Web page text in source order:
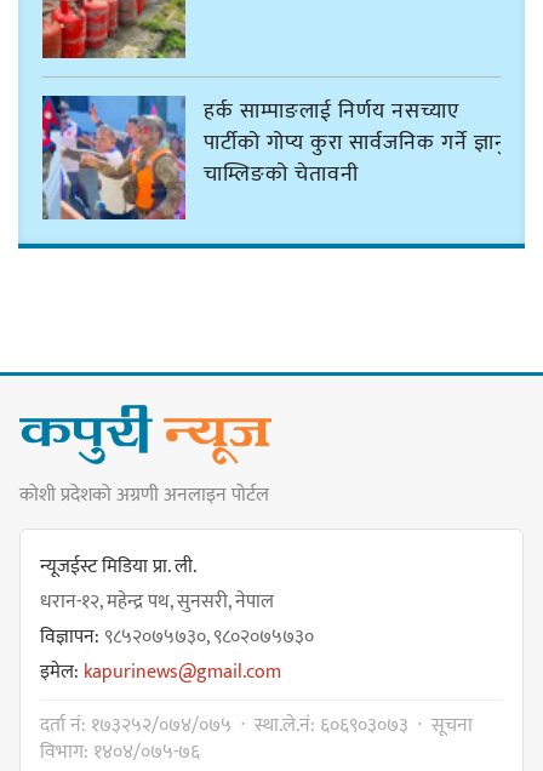
हर्क साम्पाङलाई निर्णय नसच्याए
पार्टीको गोप्य कुरा सार्वजनिक गर्ने ज्ञानु
चाम्लिङको चेतावनी
नयाँ सेउती पूल नजिक दुर्घटनाको
जोखिमको ट्राफिक सचेतना गराउँदै
सिलाम साक्मा
किराँती खम्बुका सन्तानहरू :
स्वपहिचानविहीन राई बन्ने कि
स्वपहिचानसहित 'राउटे !'
कोशी प्रदेशको अग्रणी अनलाइन पोर्टल
न्यूजईस्ट मिडिया प्रा. ली.
धरान-१२, महेन्द्र पथ, सुनसरी, नेपाल
विज्ञापन:९८५२०७५७३०, ९८०२०७५७३०
इमेल: kapurinews@gmail.com
दर्ता नं: १७३२५२/०७४/०७५ · स्था.ले.नं: ६०६९०३०७३ · सूचना
विभाग: १४०४/०७५-७६